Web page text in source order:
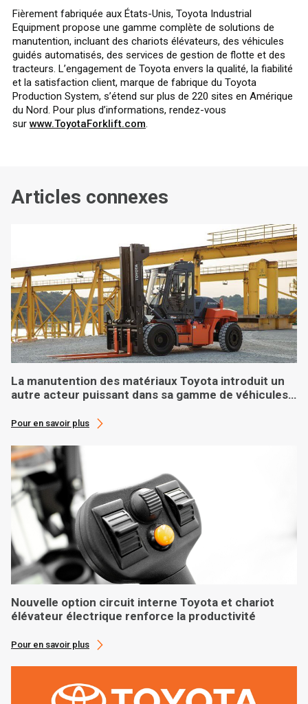
Fièrement fabriquée aux États-Unis, Toyota Industrial
Equipment propose une gamme complète de solutions de
manutention, incluant des chariots élévateurs, des véhicules
guidés automatisés, des services de gestion de flotte et des
tracteurs. L’engagement de Toyota envers la qualité, la fiabilité
et la satisfaction client, marque de fabrique du Toyota
Production System, s’étend sur plus de 220 sites en Amérique
du Nord. Pour plus d’informations, rendez-vous
sur www.ToyotaForklift.com.
Articles connexes
La manutention des matériaux Toyota introduit un
autre acteur puissant dans sa gamme de véhicules
Pour en savoir plus
Nouvelle option circuit interne Toyota et chariot
élévateur électrique renforce la productivité
Pour en savoir plus